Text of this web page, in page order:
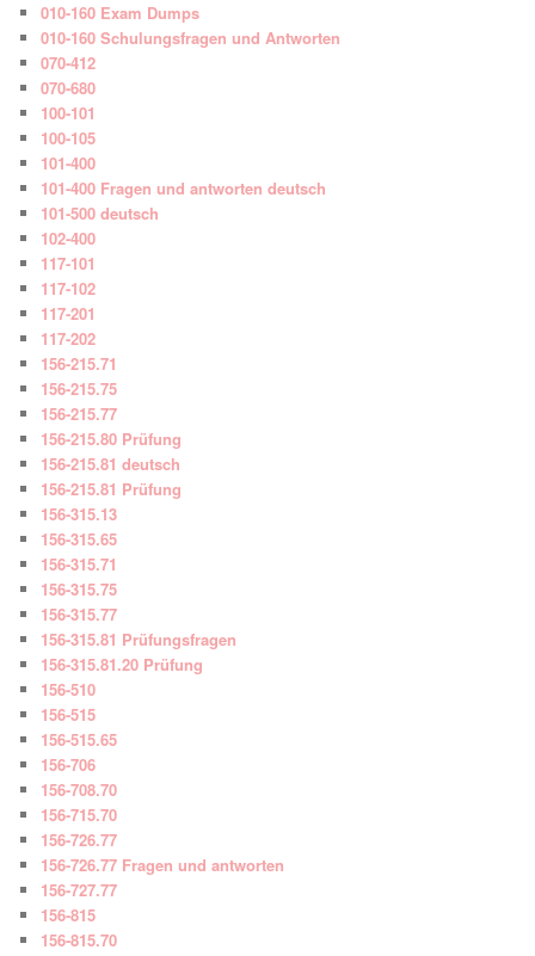
010-160 Exam Dumps
010-160 Schulungsfragen und Antworten
070-412
070-680
100-101
100-105
101-400
101-400 Fragen und antworten deutsch
101-500 deutsch
102-400
117-101
117-102
117-201
117-202
156-215.71
156-215.75
156-215.77
156-215.80 Prüfung
156-215.81 deutsch
156-215.81 Prüfung
156-315.13
156-315.65
156-315.71
156-315.75
156-315.77
156-315.81 Prüfungsfragen
156-315.81.20 Prüfung
156-510
156-515
156-515.65
156-706
156-708.70
156-715.70
156-726.77
156-726.77 Fragen und antworten
156-727.77
156-815
156-815.70